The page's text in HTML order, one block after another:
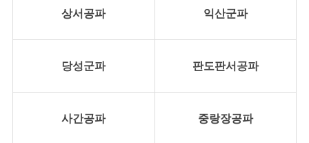
상서공파 익산군파
당성군파 판도판서공파
사간공파 중랑장공파